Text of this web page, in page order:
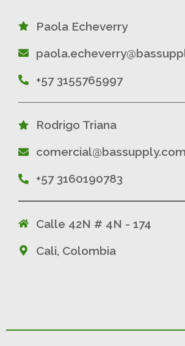
Paola Echeverry
+57 3155765997
Rodrigo Triana
+57 3160190783
Calle 42N # 4N - 174
Cali, Colombia